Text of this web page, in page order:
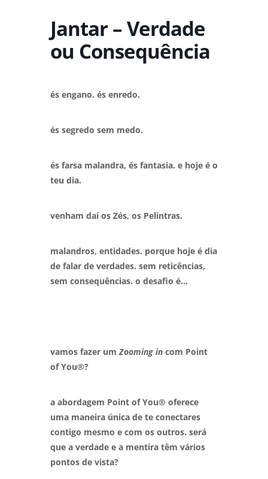
Jantar – Verdade
ou Consequência
és engano. és enredo.
és segredo sem medo.
és farsa malandra, és fantasia. e hoje é o
teu dia.
venham daí os Zés, os Pelintras.
malandros, entidades. porque hoje é dia
de falar de verdades. sem reticências,
sem consequências. o desafio é…
vamos fazer umZooming in com Point
of You®?
a abordagem Point of You® oferece
uma maneira única de te conectares
contigo mesmo e com os outros. será
que a verdade e a mentira têm vários
pontos de vista?